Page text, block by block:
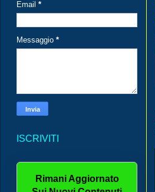
Email *
Messaggio *
ISCRIVITI
Rimani Aggiornato